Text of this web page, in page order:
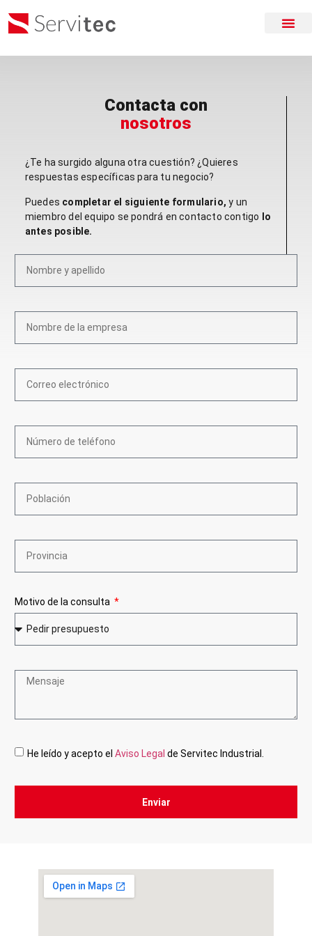
Contacta con
nosotros
¿Te ha surgido alguna otra cuestión? ¿Quieres
respuestas específicas para tu negocio?
Puedes completar el siguiente formulario, y un
miembro del equipo se pondrá en contacto contigo lo
antes posible.
Motivo de la consulta
He leído y acepto el Aviso Legal de Servitec Industrial.
Enviar